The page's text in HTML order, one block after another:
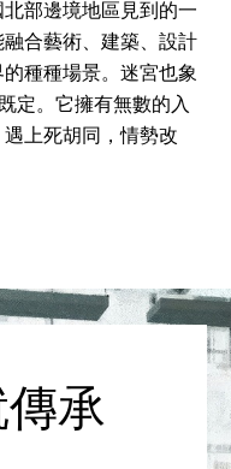
部邊境地區見到的一
合藝術、建築、設計
種種場景。迷宮也象
定。它擁有無數的入
上死胡同，情勢改
承